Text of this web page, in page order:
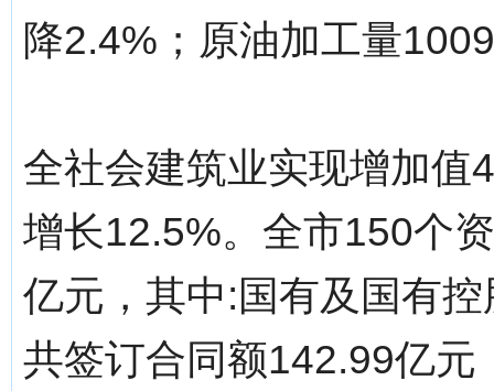
降2.4%；原油加工量
全社会建筑业实现增加值
增长12.5%。全市150个
亿元，其中:国有及国有
共签订合同额142.99亿